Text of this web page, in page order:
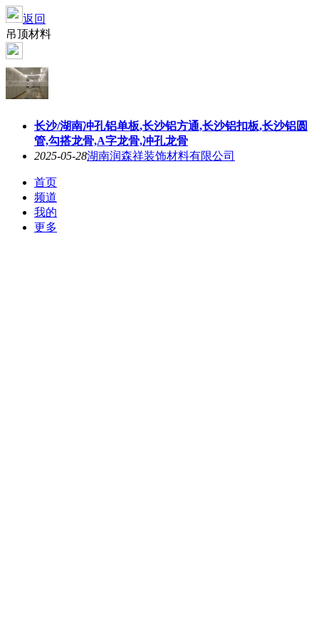
返回
吊顶材料
长沙/湖南冲孔铝单板,长沙铝方通,长沙铝扣板,长沙铝圆
管,勾搭龙骨,A字龙骨,冲孔龙骨
2025-05-28湖南润森祥装饰材料有限公司
首页
频道
我的
更多